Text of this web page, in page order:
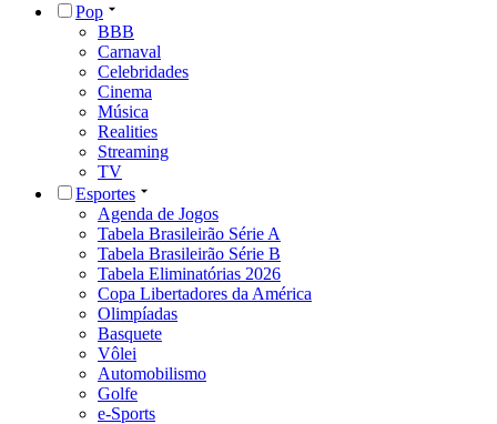
Pop
BBB
Carnaval
Celebridades
Cinema
Música
Realities
Streaming
TV
Esportes
Agenda de Jogos
Tabela Brasileirão Série A
Tabela Brasileirão Série B
Tabela Eliminatórias 2026
Copa Libertadores da América
Olimpíadas
Basquete
Vôlei
Automobilismo
Golfe
e-Sports